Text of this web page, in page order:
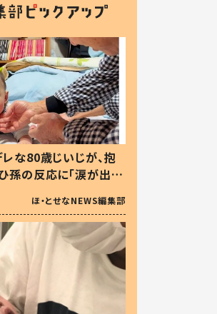
な80歳じいじが、抱
孫の反応に「涙が出ま
仕方ない」
ほ・とせなNEWS編集部